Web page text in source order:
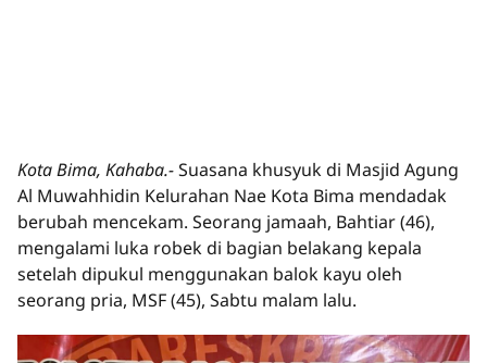
Kota Bima, Kahaba.-Suasana khusyuk di Masjid Agung
Al Muwahhidin Kelurahan Nae Kota Bima mendadak
berubah mencekam. Seorang jamaah, Bahtiar (46),
mengalami luka robek di bagian belakang kepala
setelah dipukul menggunakan balok kayu oleh
seorang pria, MSF (45), Sabtu malam lalu.